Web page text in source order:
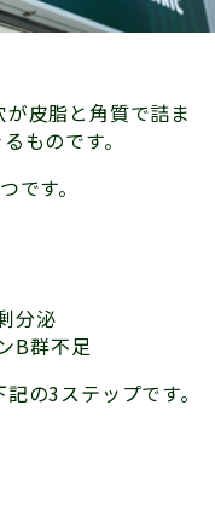
皮脂と角質で詰ま
ものです。
す。
分泌
B群不足
の3ステップです。